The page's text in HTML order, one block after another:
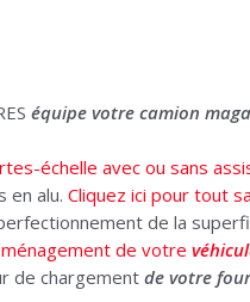
équipe votre camion
échelle avec ou sans
en alu. Cliquez ici pour tout
de la
de votre
de chargement de votre